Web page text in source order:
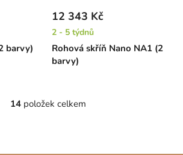
barvy)
Rohová skříň Nano NA1 (2
barvy)
12 343 Kč
2 - 5 týdnů
O
14 položek celkem